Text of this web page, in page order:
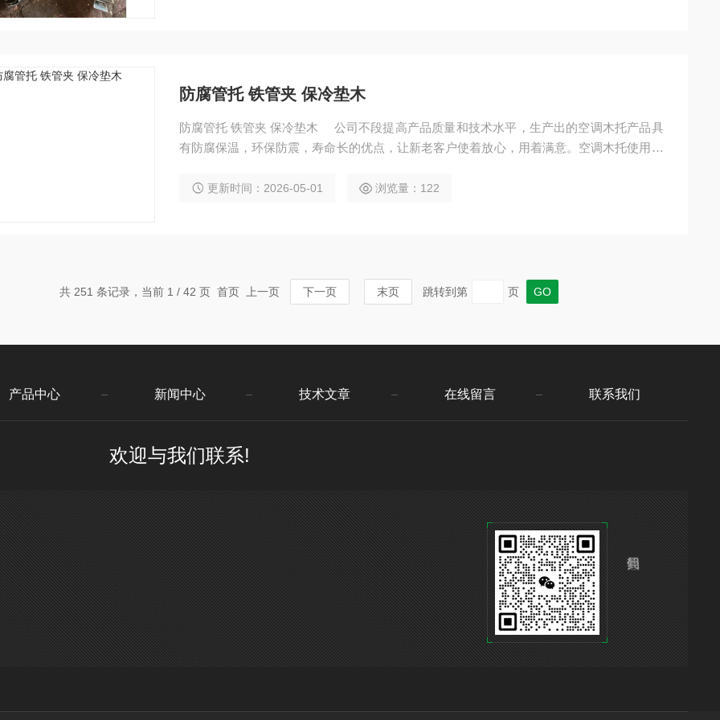
防腐管托 铁管夹 保冷垫木
防腐管托 铁管夹 保冷垫木 公司不段提高产品质量和技术水平，生产出的空调木托产品具
有防腐保温，环保防震，寿命长的优点，让新老客户使着放心，用着满意。空调木托使用于
辆、船舶、电力等机械液压系统中的油 气为介质的管道固定安装架接作用。
更新时间：2026-05-01 浏览量：122
共 251 条记录，当前 1 / 42 页 首页 上一页 下一页 末页 跳转到第 页
产品中心 新闻中心 技术文章 在线留言 联系我们
欢迎与我们联系!